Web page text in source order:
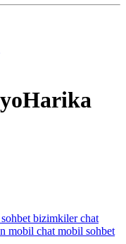
bizimkiler chat
mobil chat mobil sohbet